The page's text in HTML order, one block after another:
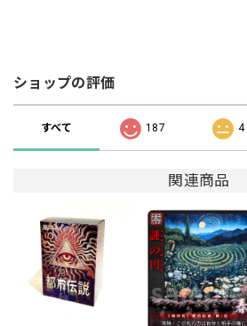
ショップの評価
すべて 187 4
関連商品